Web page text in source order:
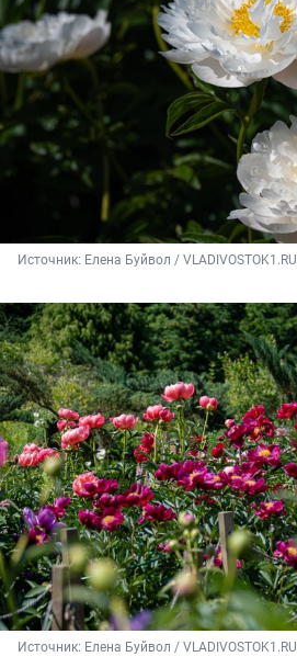
Источник: Елена Буйвол / VLADIVOSTOK1.RU
Источник: Елена Буйвол / VLADIVOSTOK1.RU